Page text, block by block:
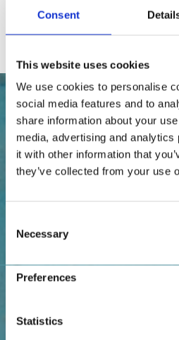
Consent
This website uses cookies
We use cookies to personalise
social media features and to
share information about your
media, advertising and
it with other information that
they’ve collected from your use
Selection
Necessary
Preferences
Statistics